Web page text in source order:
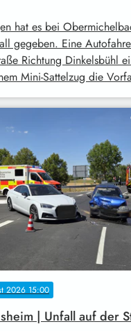
hat es bei
gegeben. Eine
Richtung Dinkelsbühl
Mini-Sattelzug die
2026 15:00
| Unfall auf der